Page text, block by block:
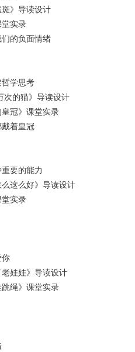
斑》导读设计
堂实录
们的负面情绪
哲学思考
次的猫》导读设计
皇冠》课堂实录
戴着皇冠
要的能力
么这么好》导读设计
堂实录
你
老娃娃》导读设计
跳绳》课堂实录